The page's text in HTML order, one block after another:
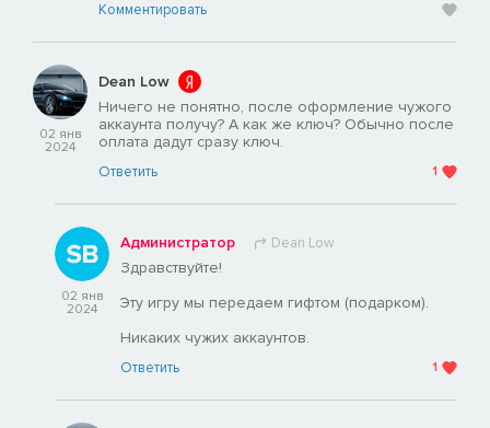
Комментировать
02 янв
2024
Dean Low
Ничего не понятно, после оформление чужого
аккаунта получу? А как же ключ? Обычно после
оплата дадут сразу ключ.
Ответить 1
02 янв
2024
Администратор Dean Low
Здравствуйте!
Эту игру мы передаем гифтом (подарком).
Никаких чужих аккаунтов.
Ответить 1